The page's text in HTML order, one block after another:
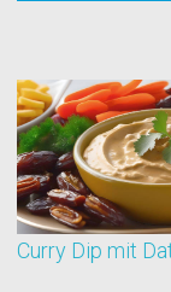
Curry Dip mit